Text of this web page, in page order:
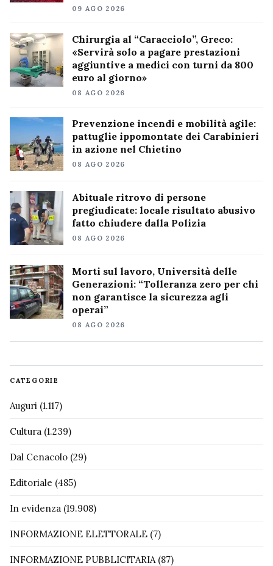
09 AGO 2026
Chirurgia al “Caracciolo”, Greco:
«Servirà solo a pagare prestazioni
aggiuntive a medici con turni da 800
euro al giorno»
08 AGO 2026
Prevenzione incendi e mobilità agile:
pattuglie ippomontate dei Carabinieri
in azione nel Chietino
08 AGO 2026
Abituale ritrovo di persone
pregiudicate: locale risultato abusivo
fatto chiudere dalla Polizia
08 AGO 2026
Morti sul lavoro, Università delle
Generazioni: “Tolleranza zero per chi
non garantisce la sicurezza agli
operai”
08 AGO 2026
CATEGORIE
Auguri (1.117)
Cultura (1.239)
Dal Cenacolo (29)
Editoriale (485)
In evidenza (19.908)
INFORMAZIONE ELETTORALE (7)
INFORMAZIONE PUBBLICITARIA(87)